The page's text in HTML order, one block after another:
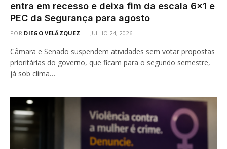
entra em recesso e deixa fim da escala 6×1 e
PEC da Segurança para agosto
POR DIEGO VELÁZQUEZ JULHO 24, 2026
Câmara e Senado suspendem atividades sem votar propostas
prioritárias do governo, que ficam para o segundo semestre,
já sob clima…